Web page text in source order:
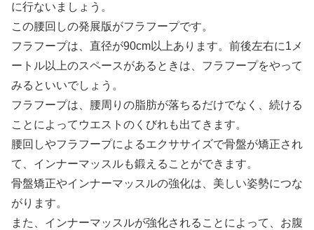
に行ないましょう。
この腰回しの発展版がフラフープです。
フラフープは、直径が90cm以上あります。前後左右に1メ
ートル以上のスペースがあるときは、フラフープをやって
みるといいでしょう。
フラフープは、腰周りの脂肪が落ちるだけでなく、続ける
ことによってウエストのくびれも出てきます。
腰回しやフラフープによるエクササイズで骨盤が矯正され
て、インナーマッスルも鍛えることができます。
骨盤矯正やインナーマッスルの強化は、美しい姿勢につな
がります。
また、インナーマッスルが強化されることによって、お腹